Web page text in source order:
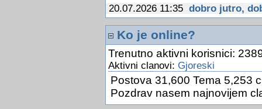
20.07.2026 11:35 dobro jutro,
09.07.2026 12:31 Fiskalizacija u
03.07.2026 13:23
Google Drive
24.06.2026 10:31 Kineski
optickog racunalstva (Avko)
24.06.2026 10:26 AlterSend
24.06.2026 10:22 Sigurnost i
Ko je online?
Trenutno aktivni korisnici:
Aktivni clanovi: Gjoreski
Postova 31,600 Tema 5,253
Pozdrav nasem najnovijem